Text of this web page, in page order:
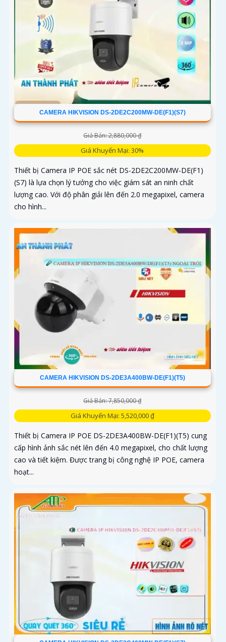
CAMERA HIKVISION DS-2DE2C200MW-DE(F1)(S7)
Giá Bán: 2,880,000 ₫
Giá Khuyến Mại: 30%
Thiết bị Camera IP POE sắc nét DS-2DE2C200MW-DE(F1)
(S7) là lựa chọn lý tưởng cho việc giám sát an ninh chất
lượng cao. Với độ phân giải lên đến 2.0 megapixel, camera
cho hình...
CAMERA HIKVISION DS-2DE3A400BW-DE(F1)(T5)
Giá Bán: 7,850,000 ₫
Giá Khuyến Mại: 5,520,000 ₫
Thiết bị Camera IP POE DS-2DE3A400BW-DE(F1)(T5) cung
cấp hình ảnh sắc nét lên đến 4.0 megapixel, cho chất lượng
cao và tiết kiệm. Được trang bị công nghệ IP POE, camera
hoạt...